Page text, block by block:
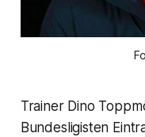
Trainer Dino
Bundesligisten